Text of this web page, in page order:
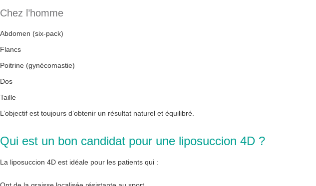
Chez l’homme
Abdomen (six-pack)
Flancs
Poitrine (gynécomastie)
Dos
Taille
L’objectif est toujours d’obtenir un résultat naturel et équilibré.
Qui est un bon candidat pour une liposuccion 4D ?
La liposuccion 4D est idéale pour les patients qui :